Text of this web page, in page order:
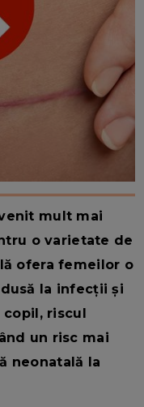
mult mai
o varietate de
ofera femeilor o
la infecții și
riscul
un risc mai
neonatală la